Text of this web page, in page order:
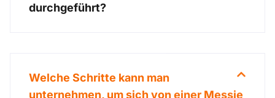
durchgeführt?
Welche Schritte kann man
unternehmen, um sich von einer Messie